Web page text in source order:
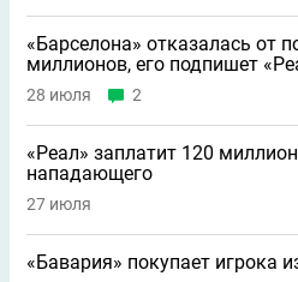
«Барселона» отказалась от
миллионов, его подпишет
28 июля 2
«Реал» заплатит 120
нападающего
27 июля
«Бавария» покупает игрока